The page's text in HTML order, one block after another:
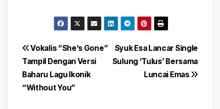
Post
navigation
Syuk Esa Lancar Single
Sulung ‘Tulus’ Bersama
Luncai Emas
Vokalis “She’s Gone”
Tampil Dengan Versi
Baharu Lagu Ikonik
“Without You”